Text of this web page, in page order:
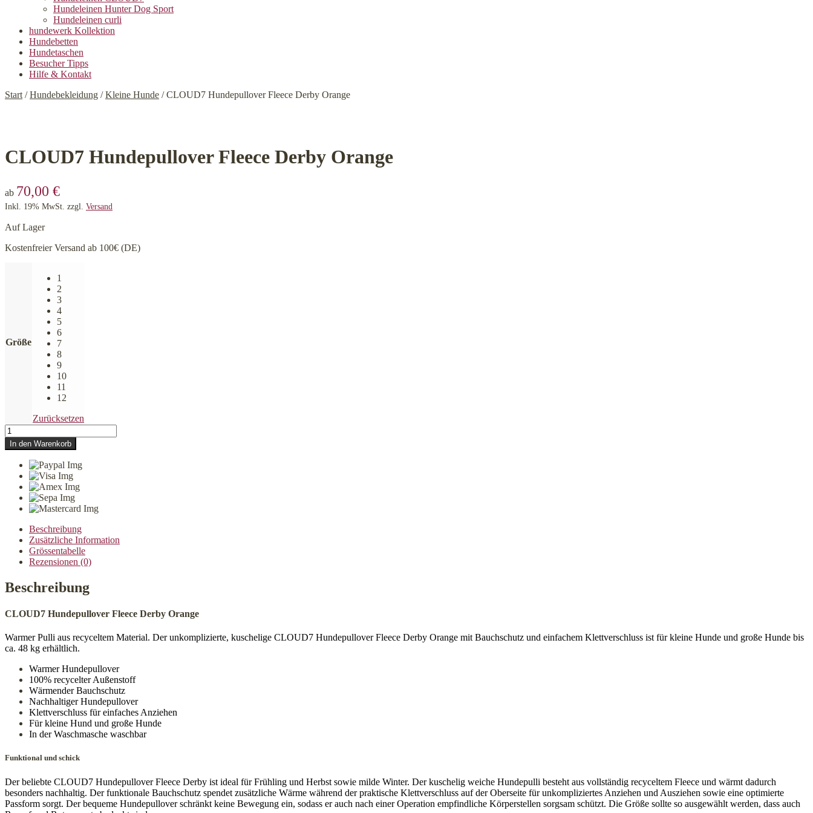
Hundeleinen Hunter Dog Sport
Hundeleinen curli
hundewerk Kollektion
Hundebetten
Hundetaschen
Besucher Tipps
Hilfe & Kontakt
Start /Hundebekleidung /Kleine Hunde /CLOUD7 Hundepullover Fleece Derby Orange
CLOUD7 Hundepullover Fleece Derby Orange
ab 70,00 €
Inkl. 19% MwSt. zzgl. Versand
Auf Lager
Kostenfreier Versand ab 100€ (DE)
Größe
1
2
3
4
5
6
7
8
9
10
11
12
Zurücksetzen
CLOUD7
Hundepullover
Fleece
Derby
Orange
Menge
In den Warenkorb
Beschreibung
Zusätzliche Information
Grössentabelle
Rezensionen (0)
Beschreibung
CLOUD7 Hundepullover Fleece Derby Orange
Warmer Pulli aus recyceltem Material. Der unkomplizierte, kuschelige CLOUD7 Hundepullover Fleece Derby Orange mit Bauchschutz und einfachem Klettverschluss ist für kleine Hunde und große Hunde bis
ca. 48 kg erhältlich.
Warmer Hundepullover
100% recycelter Außenstoff
Wärmender Bauchschutz
Nachhaltiger Hundepullover
Klettverschluss für einfaches Anziehen
Für kleine Hund und große Hunde
In der Waschmasche waschbar
Funktional und schick
Der beliebte CLOUD7 Hundepullover Fleece Derby ist ideal für Frühling und Herbst sowie milde Winter. Der kuschelig weiche Hundepulli besteht aus vollständig recyceltem Fleece und wärmt dadurch
besonders nachhaltig. Der funktionale Bauchschutz spendet zusätzliche Wärme während der praktische Klettverschluss auf der Oberseite für unkompliziertes Anziehen und Ausziehen sowie eine optimierte
Passform sorgt. Der bequeme Hundepullover schränkt keine Bewegung ein, sodass er auch nach einer Operation empfindliche Körperstellen sorgsam schützt. Die Größe sollte so ausgewählt werden, dass auch